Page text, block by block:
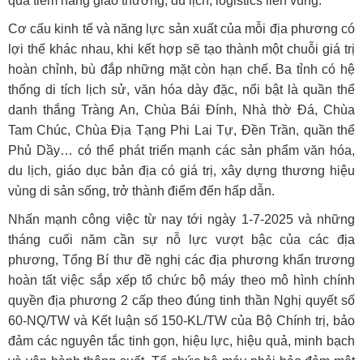
Cơ cấu kinh tế và năng lực sản xuất của mỗi địa phương có
lợi thế khác nhau, khi kết hợp sẽ tạo thành một chuỗi giá trị
hoàn chỉnh, bù đắp những mặt còn hạn chế. Ba tỉnh có hệ
thống di tích lịch sử, văn hóa dày đặc, nổi bật là quần thể
danh thắng Tràng An, Chùa Bái Đính, Nhà thờ Đá, Chùa
Tam Chúc, Chùa Địa Tạng Phi Lai Tự, Đền Trần, quần thể
Phủ Dầy… có thể phát triển mạnh các sản phẩm văn hóa,
du lịch, giáo dục bản địa có giá trị, xây dựng thương hiệu
vùng di sản sống, trở thành điểm đến hấp dẫn.
Nhấn mạnh công việc từ nay tới ngày 1-7-2025 và những
tháng cuối năm cần sự nỗ lực vượt bậc của các địa
phương, Tổng Bí thư đề nghị các địa phương khẩn trương
hoàn tất việc sắp xếp tổ chức bộ máy theo mô hình chính
quyền địa phương 2 cấp theo đúng tinh thần Nghị quyết số
60-NQ/TW và Kết luận số 150-KL/TW của Bộ Chính trị, bảo
đảm các nguyên tắc tinh gọn, hiệu lực, hiệu quả, minh bạch